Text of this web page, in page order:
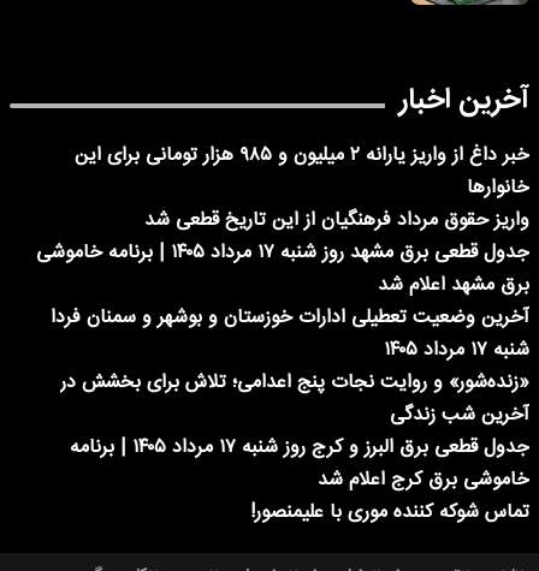
آخرین اخبار
خبر داغ از واریز یارانه ۲ میلیون و ۹۸۵ هزار تومانی برای این
خانوارها
واریز حقوق مرداد فرهنگیان از این تاریخ قطعی شد
جدول قطعی برق مشهد روز شنبه ۱۷ مرداد ۱۴۰۵ | برنامه خاموشی
برق مشهد اعلام شد
آخرین وضعیت تعطیلی ادارات خوزستان و بوشهر و سمنان فردا
شنبه ۱۷ مرداد ۱۴۰۵
«زنده‌شور» و روایت نجات پنج اعدامی؛ تلاش برای بخشش در
آخرین شب زندگی
جدول قطعی برق البرز و کرج روز شنبه ۱۷ مرداد ۱۴۰۵ | برنامه
خاموشی برق کرج اعلام شد
تماس شوکه کننده موری با علیمنصور!